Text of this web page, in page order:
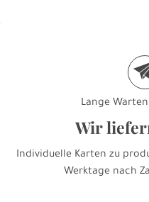
Lange
Wir
Individuelle Karten zu
Werktage nach